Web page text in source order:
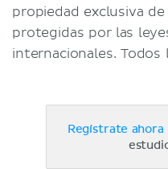
propiedad exclusiva
protegidas por las
internacionales. Todos
Regístrate ahora